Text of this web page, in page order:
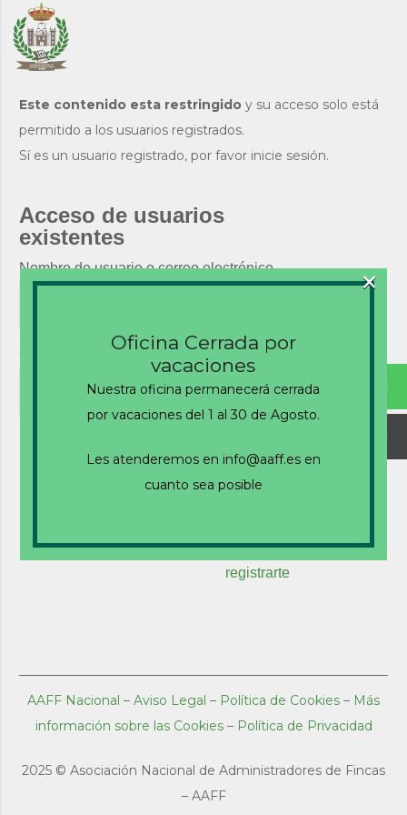
Este contenido esta restringido y su acceso solo está
permitido a los usuarios registrados.
Sí es un usuario registrado, por favor inicie sesión.
Acceso de usuarios
existentes
Nombre de usuario o correo electrónico
Recuérdame
¿Nuevo usuario?Haz clic aquí para
registrarte
AAFF Nacional – Aviso Legal – Política de Cookies – Más
información sobre las Cookies– Política de Privacidad
2025 © Asociación Nacional de Administradores de Fincas
– AAFF
Oficina Cerrada por
vacaciones
Nuestra oficina permanecerá cerrada
por vacaciones del 1 al 30 de Agosto.
Les atenderemos en info@aaff.es en
cuanto sea posible
×